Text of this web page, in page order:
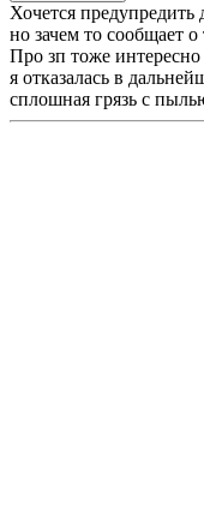
Хочется
но зачем то сообщает
Про зп тоже интересно
я отказалась в
сплошная грязь с